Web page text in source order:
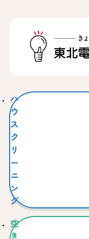
ハ
ウ
ス
ク
リ
ー
ニ
ン
グ
空
き